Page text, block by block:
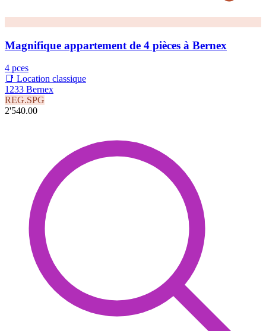
Magnifique appartement de 4 pièces à Bernex
4 pces
📑 Location classique
1233 Bernex
REG.SPG
2'540.00